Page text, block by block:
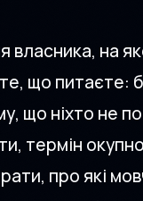
власника, на
що питаєте:
що ніхто не
термін
про які